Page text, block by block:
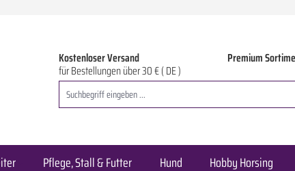
Kostenloser Versand
für Bestellungen über 30 € ( DE )
Premium
Pflege, Stall & Futter Hund Hobby Horsing